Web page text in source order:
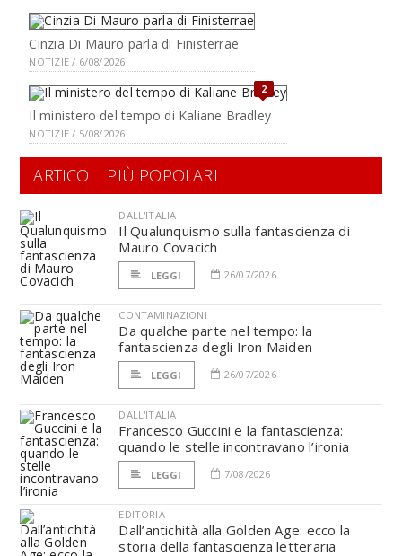
Cinzia Di Mauro parla di Finisterrae
NOTIZIE / 6/08/2026
2
Il ministero del tempo di Kaliane Bradley
NOTIZIE / 5/08/2026
ARTICOLI PIÙ POPOLARI
DALL'ITALIA
Il Qualunquismo sulla fantascienza di
Mauro Covacich
LEGGI 26/07/2026
CONTAMINAZIONI
Da qualche parte nel tempo: la
fantascienza degli Iron Maiden
LEGGI 26/07/2026
DALL'ITALIA
Francesco Guccini e la fantascienza:
quando le stelle incontravano l’ironia
LEGGI 7/08/2026
EDITORIA
Dall’antichità alla Golden Age: ecco la
storia della fantascienza letteraria